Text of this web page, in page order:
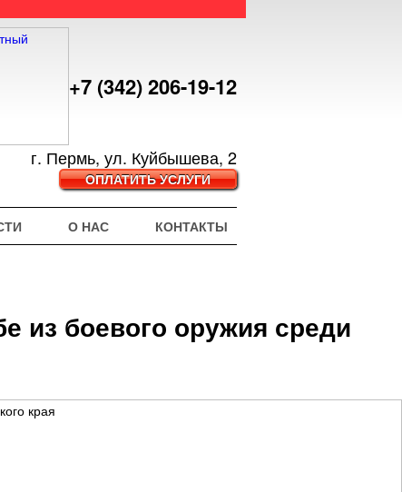
+7 (342) 206-19-12
г. Пермь, ул. Куйбышева, 2
ОПЛАТИТЬ УСЛУГИ
О НАС КОНТАКТЫ
из боевого оружия среди